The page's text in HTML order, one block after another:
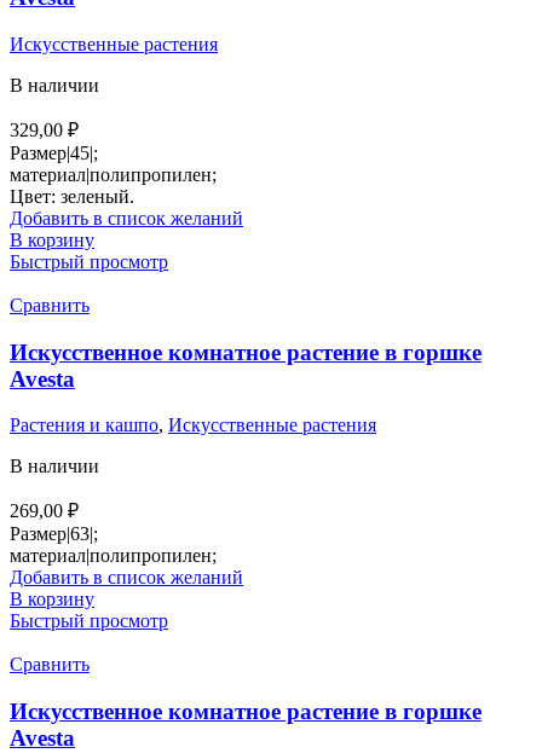
Искусственные растения
В наличии
329,00 ₽
Размер|45|;
материал|полипропилен;
Цвет: зеленый.
Добавить в список желаний
В корзину
Быстрый просмотр
Сравнить
Искусственное комнатное растение в горшке
Avesta
Растения и кашпо, Искусственные растения
В наличии
269,00 ₽
Размер|63|;
материал|полипропилен;
Добавить в список желаний
В корзину
Быстрый просмотр
Сравнить
Искусственное комнатное растение в горшке
Avesta